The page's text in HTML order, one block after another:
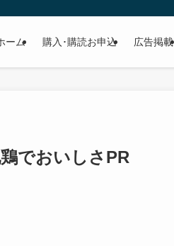
ーム 購入･購読お申込 広告掲載
でおいしさPR